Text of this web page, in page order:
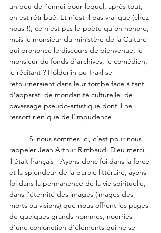
un peu de l’ennui pour lequel, après tout,
on est rétribué. Et n’est-il pas vrai que (chez
nous !), ce n’est pas le poète qu’on honore,
mais le monsieur du ministère de la Culture
qui prononce le discours de bienvenue, le
monsieur du fonds d’archives, le comédien,
le récitant ? Hölderlin ou Trakl se
retourneraient dans leur tombe face à tant
d’apparat, de mondanité culturelle, de
bavassage pseudo-artistique dont il ne
ressort rien que de l’impudence !
rappeler Jean Arthur Rimbaud. Dieu merci,
il était français ! Ayons donc foi dans la force
et la splendeur de la parole littéraire, ayons
foi dans la permanence de la vie spirituelle,
dans l’éternité des images (images des
morts ou visions) que nous offrent les pages
de quelques grands hommes, nourries
d’une conjonction d’éléments qui ne se